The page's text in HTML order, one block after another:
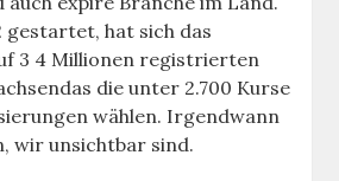
gestartet, hat sich das
3 4 Millionen registrierten
die unter 2.700 Kurse
wählen. Irgendwann
wir unsichtbar sind.